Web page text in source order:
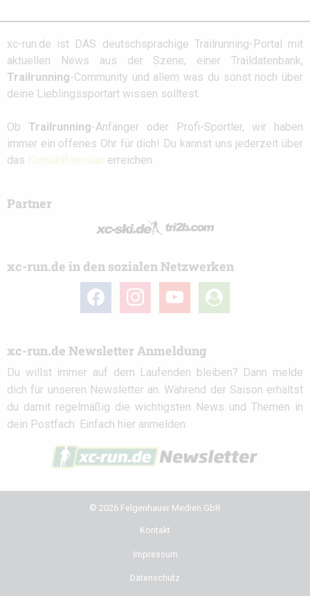
xc-run.de ist DAS deutschsprachige Trailrunning-Portal mit
aktuellen News aus der Szene, einer Traildatenbank,
Trailrunning-Community und allem was du sonst noch über
deine Lieblingssportart wissen solltest.
Ob Trailrunning-Anfänger oder Profi-Sportler, wir haben
immer ein offenes Ohr für dich! Du kannst uns jederzeit über
das Kontaktformular erreichen.
Partner
xc-run.de in den sozialen Netzwerken
facebook instagramyoutube
user-
circle
xc-run.de Newsletter Anmeldung
Du willst immer auf dem Laufenden bleiben? Dann melde
dich für unseren Newsletter an. Während der Saison erhältst
du damit regelmäßig die wichtigsten News und Themen in
dein Postfach. Einfach hier anmelden:
© 2026 Felgenhauer Medien GbR
Kontakt
Impressum
Datenschutz